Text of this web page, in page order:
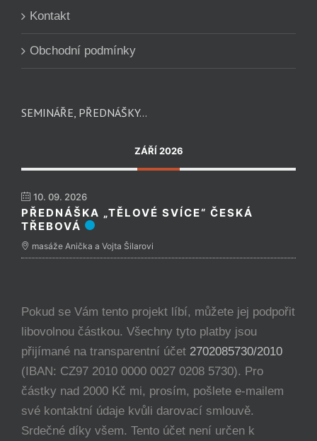
Kontakt
Obchodní podmínky
SEMINÁŘE, PŘEDNÁŠKY…
ZÁŘÍ 2026
10. 09. 2026
PŘEDNÁŠKA „TĚLOVÉ SVÍCE“ ČESKÁ
TŘEBOVÁ
masáže Anička a Vojta Šilarovi
Pokud se Vám tento projekt líbí, můžete jej podpořit
libovolnou částkou. Všechny tyto platby jsou
přijímané na transparentní účet 2702085730/2010
(IBAN: CZ97 2010 0000 0027 0208 5730). Pro
částky nad 2000 Kč mi, prosím, pošlete e-mailem
své kontaktní údaje kvůli darovací smlouvě.
Srdečné díky všem. Tento účet není určen k